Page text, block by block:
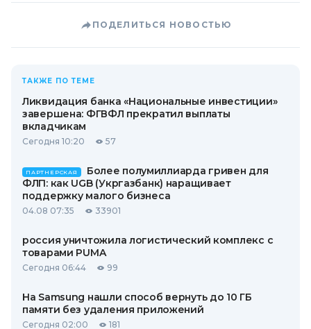
ПОДЕЛИТЬСЯ НОВОСТЬЮ
ТАКЖЕ ПО ТЕМЕ
Ликвидация банка «Национальные инвестиции»
завершена: ФГВФЛ прекратил выплаты
вкладчикам
Сегодня 10:20 57
ПАРТНЕРСКАЯ
Более полумиллиарда гривен для
ФЛП: как UGB (Укргазбанк) наращивает
поддержку малого бизнеса
04.08 07:35 33901
россия уничтожила логистический комплекс с
товарами PUMA
Сегодня 06:44 99
На Samsung нашли способ вернуть до 10 ГБ
памяти без удаления приложений
Сегодня 02:00 181